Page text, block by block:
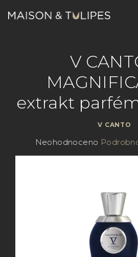
na
V
extrakt
V CANTO
Průměrné
Neohodnoceno